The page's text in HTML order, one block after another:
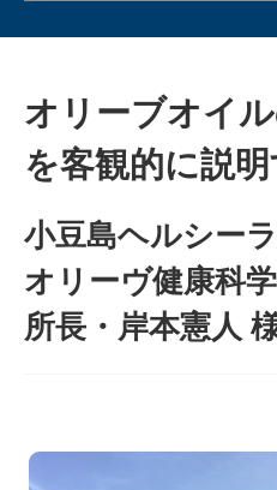
オリーブオイ
を客観的に説明
小豆島ヘルシー
オリーヴ健康科
所長・岸本憲人